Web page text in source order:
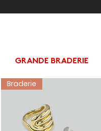
GRANDE BRADERIE
Braderie